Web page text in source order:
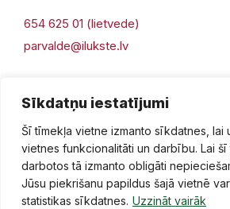
Sīkdatņu iestatījumi
Šī tīmekļa vietne izmanto sīkdatnes, lai
vietnes funkcionalitāti un darbību. Lai
darbotos tā izmanto obligāti
Jūsu piekrišanu papildus šajā vietnē
statistikas sīkdatnes. Uzzināt vairāk
654 625 01 (lietvede)
parvalde@ilukste.lv
Privātuma politika Piekļūstamība